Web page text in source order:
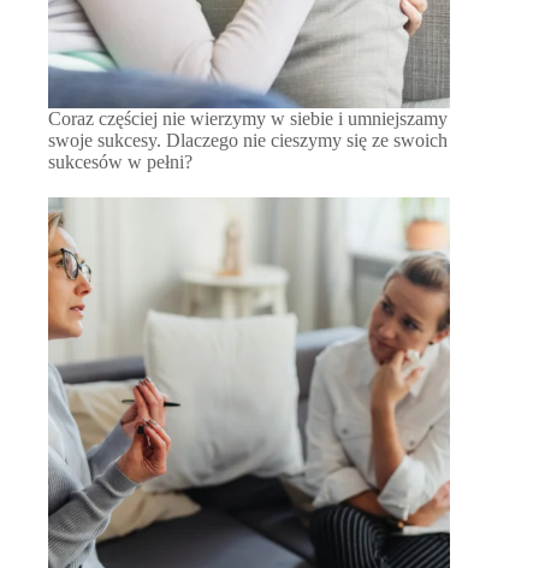
Coraz częściej nie wierzymy w siebie i umniejszamy
swoje sukcesy. Dlaczego nie cieszymy się ze swoich
sukcesów w pełni?